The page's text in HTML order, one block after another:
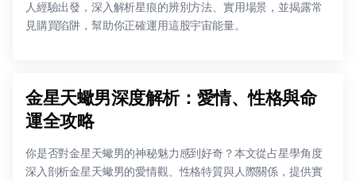
人經驗出發，深入解析星痕的辨別方法、實用場景，並揭露常
見購買陷阱，幫助你正確運用這股宇宙能量。
金星天蠍男深度解析：愛情、性格與命
運全攻略
你是否對金星天蠍男的神秘魅力感到好奇？本文從占星學角度
深入剖析金星天蠍男的愛情觀、性格特質與人際關係，提供實